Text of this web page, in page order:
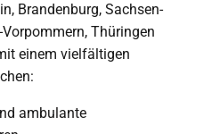
Brandenburg, Sachsen-
Thüringen
einem vielfältigen
ambulante